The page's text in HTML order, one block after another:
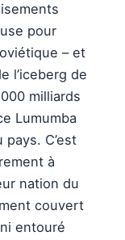
pour
– et
l’iceberg de
milliards
Lumumba
C’est
à
nation du
couvert
entouré